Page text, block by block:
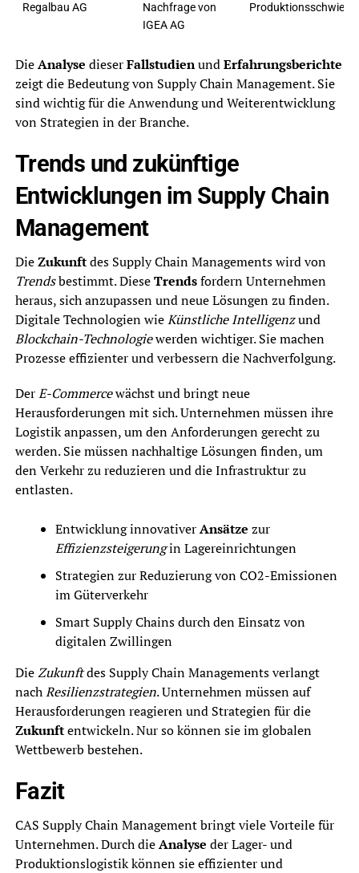
Regalbau AG
Nachfrage von
IGEA AG
DieAnalyse dieserFallstudienundErfahrungsberichte
zeigt die Bedeutung von Supply Chain Management. Sie
sind wichtig für die Anwendung und Weiterentwicklung
von Strategien in der Branche.
Trends und zukünftige
Entwicklungen im Supply Chain
Management
DieZukunftdes Supply Chain Managements wird von
Trendsbestimmt. DieseTrendsfordern Unternehmen
heraus, sich anzupassen und neue Lösungen zu finden.
Digitale Technologien wieKünstliche Intelligenzund
Blockchain-Technologiewerden wichtiger. Sie machen
Prozesse effizienter und verbessern die Nachverfolgung.
DerE-Commercewächst und bringt neue
Herausforderungen mit sich. Unternehmen müssen ihre
Logistik anpassen, um den Anforderungen gerecht zu
werden. Sie müssen nachhaltige Lösungen finden, um
den Verkehr zu reduzieren und die Infrastruktur zu
entlasten.
Entwicklung innovativerAnsätze zur
Effizienzsteigerungin Lagereinrichtungen
Strategien zur Reduzierung von CO2-Emissionen
im Güterverkehr
Smart Supply Chains durch den Einsatz von
digitalen Zwillingen
DieZukunftdes Supply Chain Managements verlangt
nachResilienzstrategien. Unternehmen müssen auf
Herausforderungen reagieren und Strategien für die
Zukunftentwickeln. Nur so können sie im globalen
Wettbewerb bestehen.
Fazit
CAS Supply Chain Management bringt viele Vorteile für
Unternehmen. Durch dieAnalyse der Lager- und
Produktionslogistik können sie effizienter und